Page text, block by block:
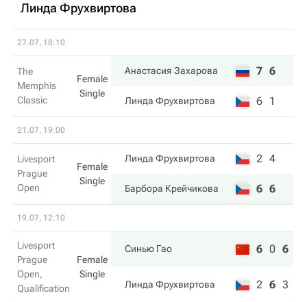
Линда Фрухвиртова
27.07, 18:10
The
Memphis
Classic
Female
Single
Анастасия Захарова 7 6
Линда Фрухвиртова 6 1
21.07, 19:00
Livesport
Prague
Open
Female
Single
Линда Фрухвиртова 2 4
Барбора Крейчикова 6 6
19.07, 12:10
Livesport
Prague
Open,
Qualification
Female
Single
Синью Гао 6 0 6
Линда Фрухвиртова 2 6 3